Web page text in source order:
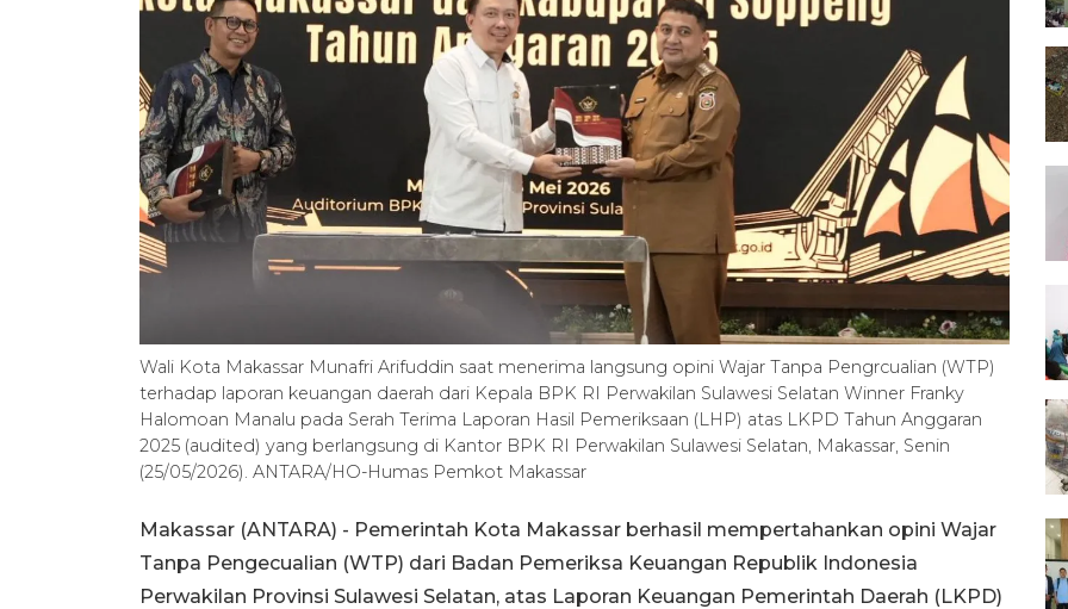
Wali Kota Makassar Munafri Arifuddin saat menerima langsung opini Wajar Tanpa Pengrcualian (WTP)
terhadap laporan keuangan daerah dari Kepala BPK RI Perwakilan Sulawesi Selatan Winner Franky
Halomoan Manalu pada Serah Terima Laporan Hasil Pemeriksaan (LHP) atas LKPD Tahun Anggaran
2025 (audited) yang berlangsung di Kantor BPK RI Perwakilan Sulawesi Selatan, Makassar, Senin
(25/05/2026). ANTARA/HO-Humas Pemkot Makassar
Makassar (ANTARA) - Pemerintah Kota Makassar berhasil mempertahankan opini Wajar
Tanpa Pengecualian (WTP) dari Badan Pemeriksa Keuangan Republik Indonesia
Perwakilan Provinsi Sulawesi Selatan, atas Laporan Keuangan Pemerintah Daerah (LKPD)